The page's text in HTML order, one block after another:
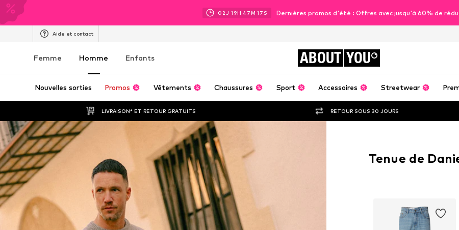
02J 19H 47M 15 S Dernières promos d'été : Offres avec jusqu'à 60% de
Aide et contact
Femme Homme Enfants ABOUT YOU
Nouvelles sorties Promos Vêtements Chaussures Sport Accessoires Streetwear
LIVRAISON* ET RETOUR GRATUITS RETOUR SOUS 30 JOURS
Tenue de